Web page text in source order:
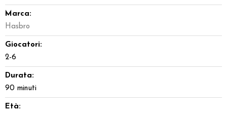
Marca:
Hasbro
Giocatori:
2-6
Durata:
90 minuti
Età: